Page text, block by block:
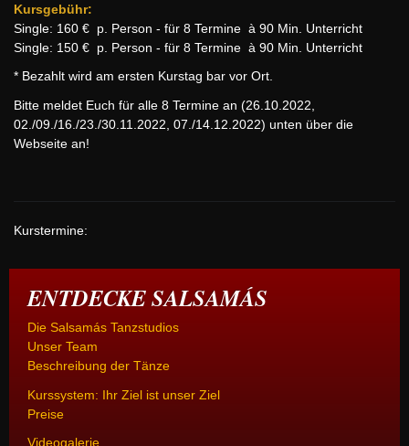
Kursgebühr:
Single: 160 € p. Person - für 8 Termine à 90 Min. Unterricht
Single: 150 € p. Person - für 8 Termine à 90 Min. Unterricht
* Bezahlt wird am ersten Kurstag bar vor Ort.
Bitte meldet Euch für alle 8 Termine an (26.10.2022,
02./09./16./23./30.11.2022, 07./14.12.2022) unten über die
Webseite an!
Kurstermine:
ENTDECKE SALSAMÁS
Die Salsamás Tanzstudios
Unser Team
Beschreibung der Tänze
Kurssystem: Ihr Ziel ist unser Ziel
Preise
Videogalerie